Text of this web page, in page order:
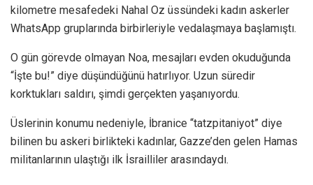
kilometre mesafedeki Nahal Oz üssündeki kadın askerler
WhatsApp gruplarında birbirleriyle vedalaşmaya başlamıştı.
O gün görevde olmayan Noa, mesajları evden okuduğunda
“İşte bu!” diye düşündüğünü hatırlıyor. Uzun süredir
korktukları saldırı, şimdi gerçekten yaşanıyordu.
Üslerinin konumu nedeniyle, İbranice “tatzpitaniyot” diye
bilinen bu askeri birlikteki kadınlar, Gazze’den gelen Hamas
militanlarının ulaştığı ilk İsrailliler arasındaydı.